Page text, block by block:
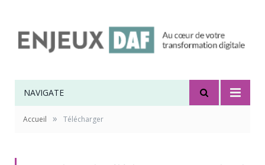
NAVIGATE
Accueil » Télécharger